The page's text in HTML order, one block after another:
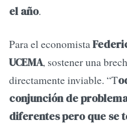
el año.
Para el economista
UCEMA, sostener una
directamente inviable. “T
conjunción de
diferentes pero que se